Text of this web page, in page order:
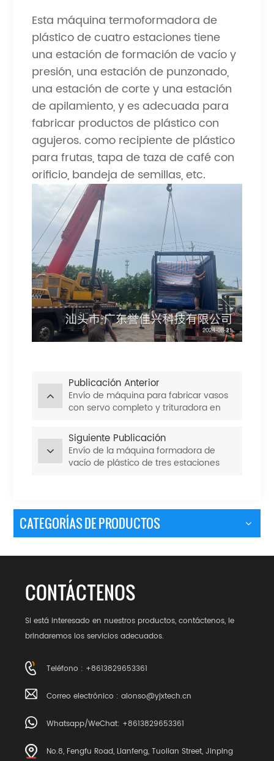
Esta máquina termoformadora de
plástico de cuatro estaciones tiene
una estación de formación de vacío y
presión, una estación de punzonado,
una estación de corte y una estación
de apilamiento, y es adecuada para
fabricar productos de plástico con
agujeros. como recipiente de plástico
para frutas, tapa de taza de café con
orificio, bandeja de semillas, etc.
Publicación Anterior
Envío de máquina para fabricar vasos
con servo completo y trituradora en
Siguiente Publicación
Envío de la máquina formadora de
vacío de plástico de tres estaciones
CATEGORÍAS DE PRODUCTOS
CONTÁCTENOS
Si está interesado en nuestros productos, contáctenos, le
brindaremos los servicios adecuados.
Teléfono : +8613829653361
Correo electrónico :alonso@yjxtech.cn
Whatsapp/WeChat: +8613829653361
No.8, Fengfu Road, Lianfeng, Tuolian Street, Jinping